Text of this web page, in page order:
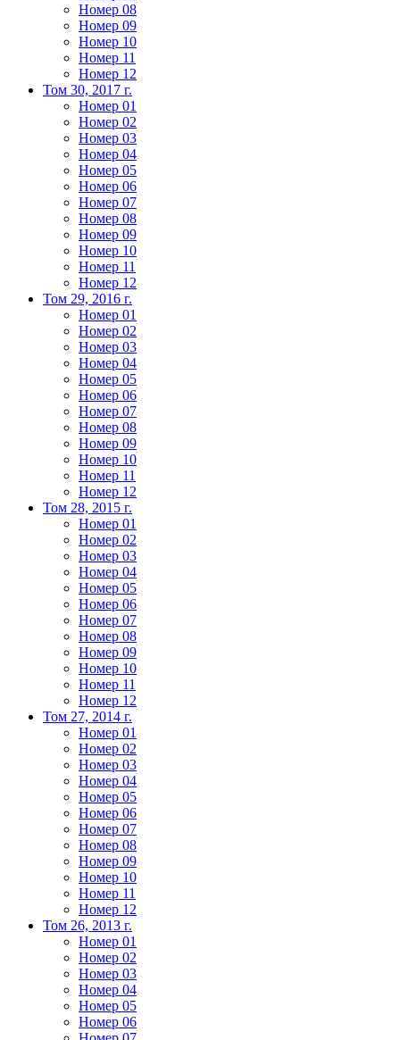
Номер 08
Номер 09
Номер 10
Номер 11
Номер 12
Том 30, 2017 г.
Номер 01
Номер 02
Номер 03
Номер 04
Номер 05
Номер 06
Номер 07
Номер 08
Номер 09
Номер 10
Номер 11
Номер 12
Том 29, 2016 г.
Номер 01
Номер 02
Номер 03
Номер 04
Номер 05
Номер 06
Номер 07
Номер 08
Номер 09
Номер 10
Номер 11
Номер 12
Том 28, 2015 г.
Номер 01
Номер 02
Номер 03
Номер 04
Номер 05
Номер 06
Номер 07
Номер 08
Номер 09
Номер 10
Номер 11
Номер 12
Том 27, 2014 г.
Номер 01
Номер 02
Номер 03
Номер 04
Номер 05
Номер 06
Номер 07
Номер 08
Номер 09
Номер 10
Номер 11
Номер 12
Том 26, 2013 г.
Номер 01
Номер 02
Номер 03
Номер 04
Номер 05
Номер 06